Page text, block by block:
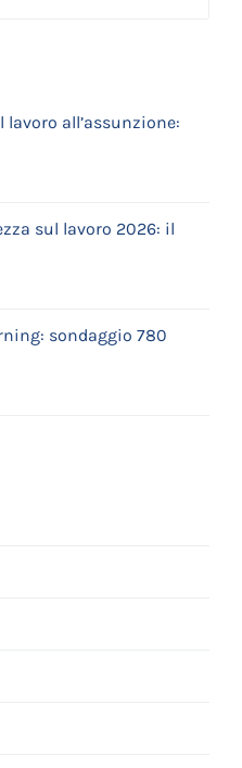
all’assunzione:
sul lavoro 2026: il
sondaggio 780